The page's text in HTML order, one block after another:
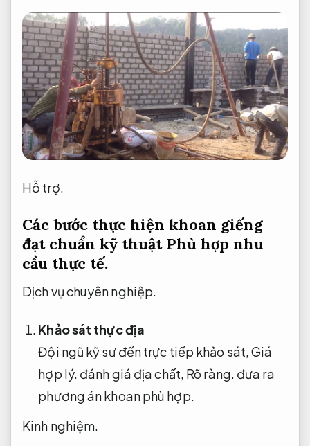
Hỗ trợ.
Các bước thực hiện khoan giếng
đạt chuẩn kỹ thuật Phù hợp nhu
cầu thực tế.
Dịch vụ chuyên nghiệp.
Khảo sát thực địa
Đội ngũ kỹ sư đến trực tiếp khảo sát,Giá
hợp lý. đánh giá địa chất, Rõ ràng. đưa ra
phương án khoan phù hợp.
Kinh nghiệm.